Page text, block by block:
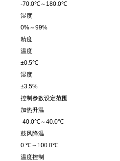
-70.0℃～180.0℃
湿度
0%～99%
精度
温度
±0.5℃
湿度
±3.5%
控制参数设定范围
加热升温
-40.0℃～40.0℃
鼓风降温
0.℃～100.0℃
温度控制